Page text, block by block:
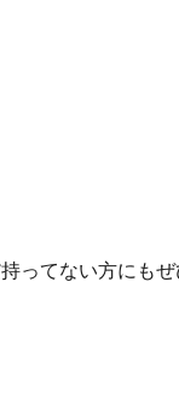
ってない方にも